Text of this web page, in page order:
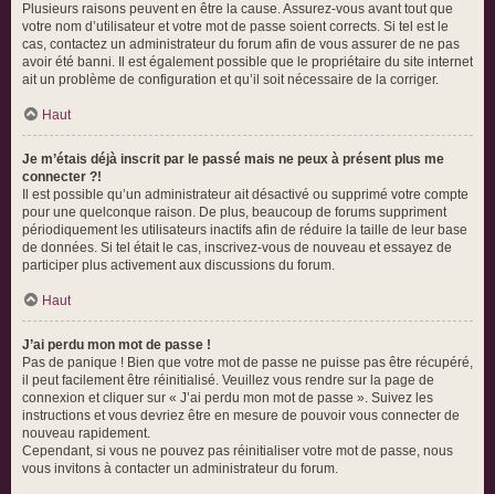
Plusieurs raisons peuvent en être la cause. Assurez-vous avant tout que
votre nom d’utilisateur et votre mot de passe soient corrects. Si tel est le
cas, contactez un administrateur du forum afin de vous assurer de ne pas
avoir été banni. Il est également possible que le propriétaire du site internet
ait un problème de configuration et qu’il soit nécessaire de la corriger.
Haut
Je m’étais déjà inscrit par le passé mais ne peux à présent plus me
connecter ?!
Il est possible qu’un administrateur ait désactivé ou supprimé votre compte
pour une quelconque raison. De plus, beaucoup de forums suppriment
périodiquement les utilisateurs inactifs afin de réduire la taille de leur base
de données. Si tel était le cas, inscrivez-vous de nouveau et essayez de
participer plus activement aux discussions du forum.
Haut
J’ai perdu mon mot de passe !
Pas de panique ! Bien que votre mot de passe ne puisse pas être récupéré,
il peut facilement être réinitialisé. Veuillez vous rendre sur la page de
connexion et cliquer sur « J’ai perdu mon mot de passe ». Suivez les
instructions et vous devriez être en mesure de pouvoir vous connecter de
nouveau rapidement.
Cependant, si vous ne pouvez pas réinitialiser votre mot de passe, nous
vous invitons à contacter un administrateur du forum.